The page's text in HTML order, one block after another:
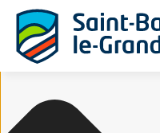
Gérer le consentement aux cookies